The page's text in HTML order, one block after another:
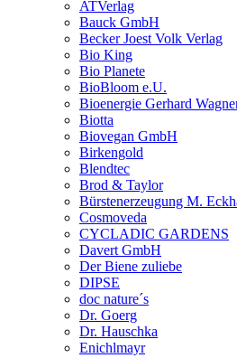
ATVerlag
Bauck GmbH
Becker Joest Volk Verlag
Bio King
Bio Planete
BioBloom e.U.
Bioenergie Gerhard
Biotta
Biovegan GmbH
Birkengold
Blendtec
Brod & Taylor
Bürstenerzeugung M.
Cosmoveda
CYCLADIC GARDENS
Davert GmbH
Der Biene zuliebe
DIPSE
doc nature´s
Dr. Goerg
Dr. Hauschka
Enichlmayr